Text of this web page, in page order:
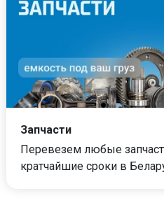
Запчасти
Перевезем любые
кратчайшие сроки в